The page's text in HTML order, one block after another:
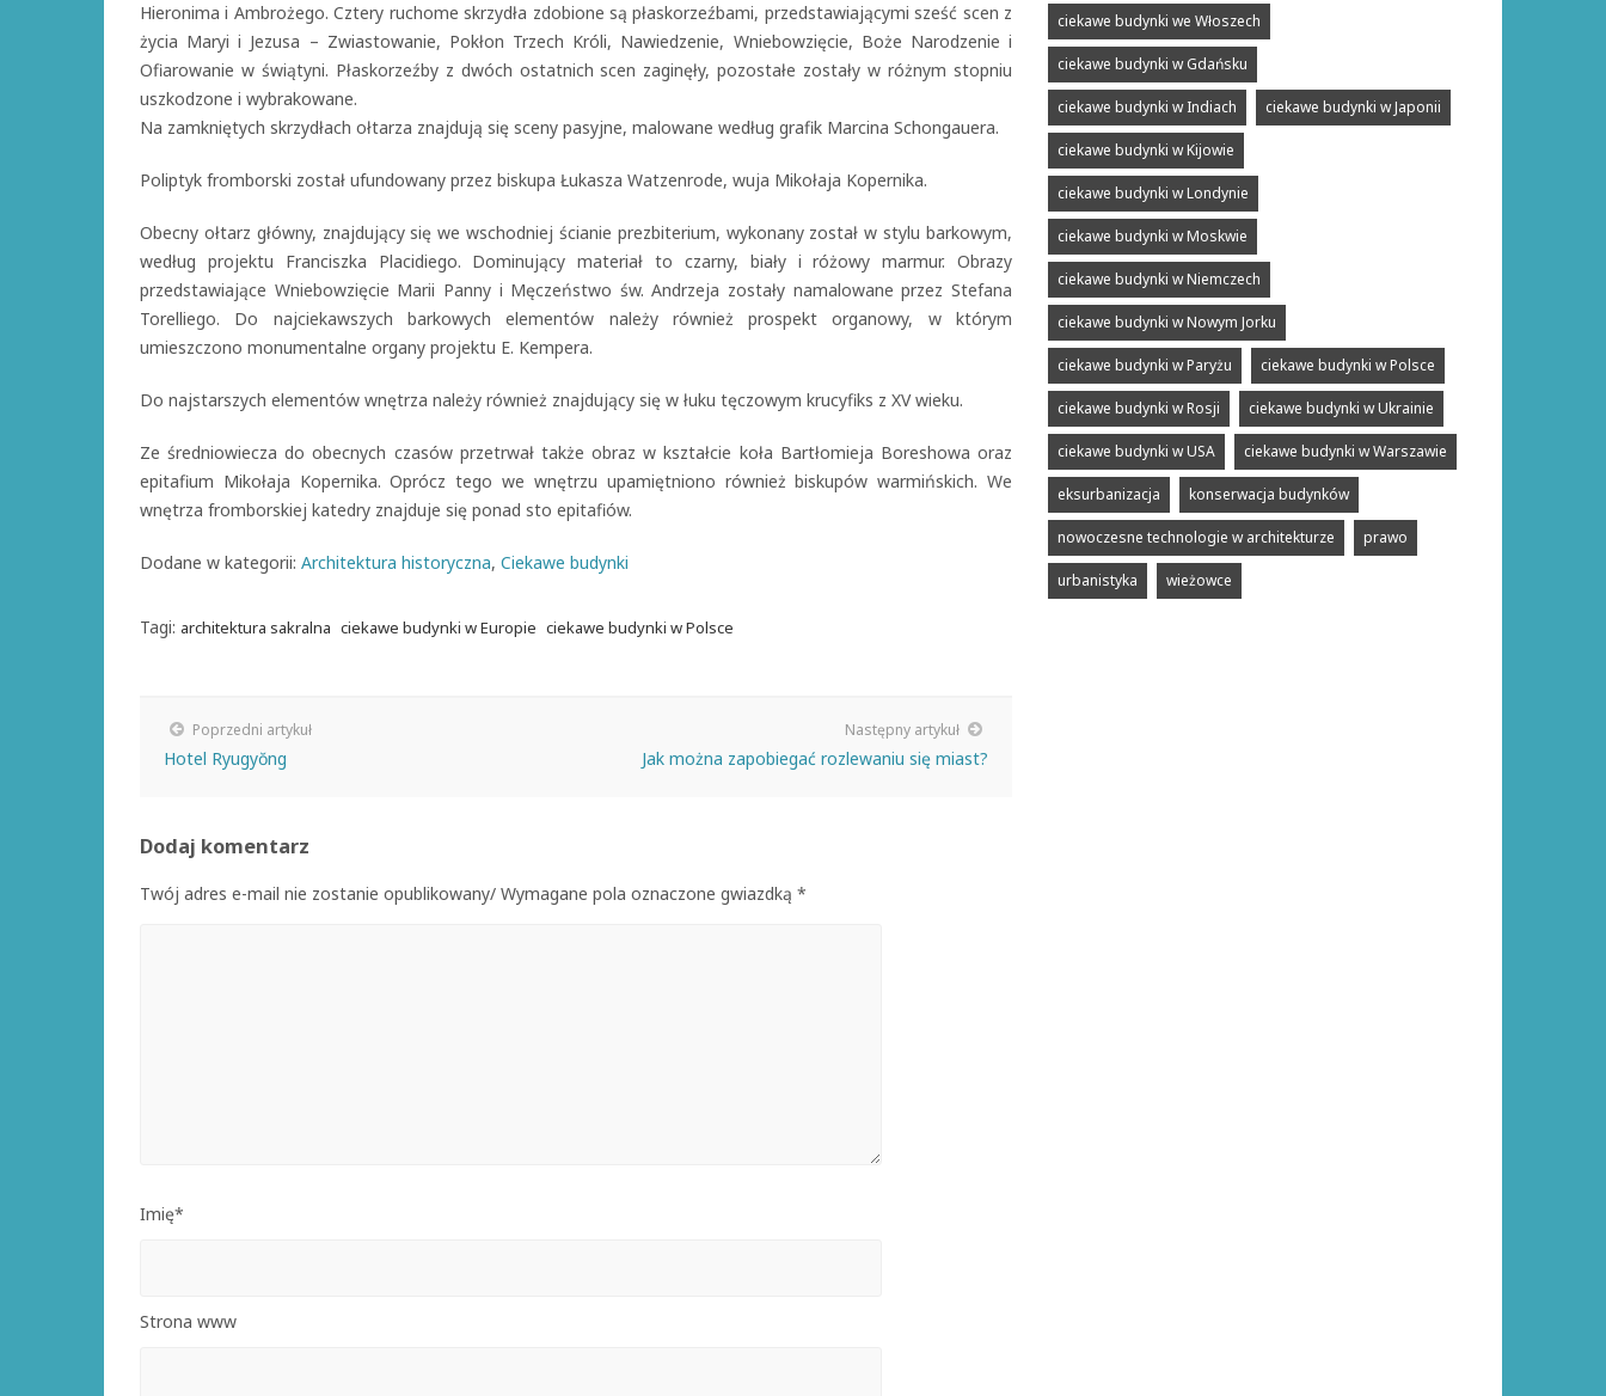
Hieronima i Ambrożego. Cztery ruchome skrzydła zdobione są płaskorzeźbami, przedstawiającymi sześć scen z
życia Maryi i Jezusa – Zwiastowanie, Pokłon Trzech Króli, Nawiedzenie, Wniebowzięcie, Boże Narodzenie i
Ofiarowanie w świątyni. Płaskorzeźby z dwóch ostatnich scen zaginęły, pozostałe zostały w różnym stopniu
uszkodzone i wybrakowane.
Na zamkniętych skrzydłach ołtarza znajdują się sceny pasyjne, malowane według grafik Marcina Schongauera.
Poliptyk fromborski został ufundowany przez biskupa Łukasza Watzenrode, wuja Mikołaja Kopernika.
Obecny ołtarz główny, znajdujący się we wschodniej ścianie prezbiterium, wykonany został w stylu barkowym,
według projektu Franciszka Placidiego. Dominujący materiał to czarny, biały i różowy marmur. Obrazy
przedstawiające Wniebowzięcie Marii Panny i Męczeństwo św. Andrzeja zostały namalowane przez Stefana
Torelliego. Do najciekawszych barkowych elementów należy również prospekt organowy, w którym
umieszczono monumentalne organy projektu E. Kempera.
Do najstarszych elementów wnętrza należy również znajdujący się w łuku tęczowym krucyfiks z XV wieku.
Ze średniowiecza do obecnych czasów przetrwał także obraz w kształcie koła Bartłomieja Boreshowa oraz
epitafium Mikołaja Kopernika. Oprócz tego we wnętrzu upamiętniono również biskupów warmińskich. We
wnętrza fromborskiej katedry znajduje się ponad sto epitafiów.
Dodane w kategorii: Architektura historyczna, Ciekawe budynki
Tagi: architektura sakralna ciekawe budynki w Europie ciekawe budynki w Polsce
Poprzedni artykuł
Hotel Ryugyŏng
Następny artykuł
Jak można zapobiegać rozlewaniu się miast?
Dodaj komentarz
Twój adres e-mail nie zostanie opublikowany/ Wymagane pola oznaczone gwiazdką *
Imię*
Strona www
ciekawe budynki we Włoszech
ciekawe budynki w Gdańsku
ciekawe budynki w Indiach ciekawe budynki w Japonii
ciekawe budynki w Kijowie
ciekawe budynki w Londynie
ciekawe budynki w Moskwie
ciekawe budynki w Niemczech
ciekawe budynki w Nowym Jorku
ciekawe budynki w Paryżu ciekawe budynki w Polsce
ciekawe budynki w Rosji ciekawe budynki w Ukrainie
ciekawe budynki w USA ciekawe budynki w Warszawie
eksurbanizacja konserwacja budynków
nowoczesne technologie w architekturze prawo
urbanistyka wieżowce